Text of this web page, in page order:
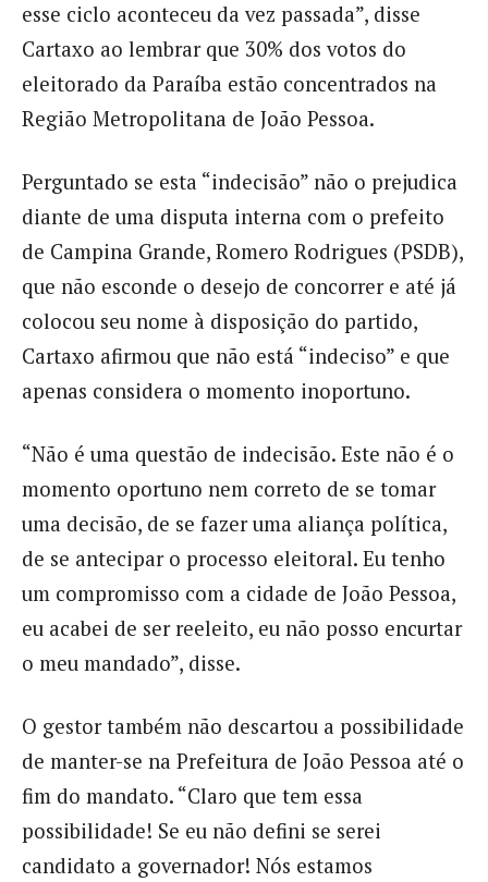
esse ciclo aconteceu da vez passada”, disse
Cartaxo ao lembrar que 30% dos votos do
eleitorado da Paraíba estão concentrados na
Região Metropolitana de João Pessoa.
Perguntado se esta “indecisão” não o prejudica
diante de uma disputa interna com o prefeito
de Campina Grande, Romero Rodrigues (PSDB),
que não esconde o desejo de concorrer e até já
colocou seu nome à disposição do partido,
Cartaxo afirmou que não está “indeciso” e que
apenas considera o momento inoportuno.
“Não é uma questão de indecisão. Este não é o
momento oportuno nem correto de se tomar
uma decisão, de se fazer uma aliança política,
de se antecipar o processo eleitoral. Eu tenho
um compromisso com a cidade de João Pessoa,
eu acabei de ser reeleito, eu não posso encurtar
o meu mandado”, disse.
O gestor também não descartou a possibilidade
de manter-se na Prefeitura de João Pessoa até o
fim do mandato. “Claro que tem essa
possibilidade! Se eu não defini se serei
candidato a governador! Nós estamos